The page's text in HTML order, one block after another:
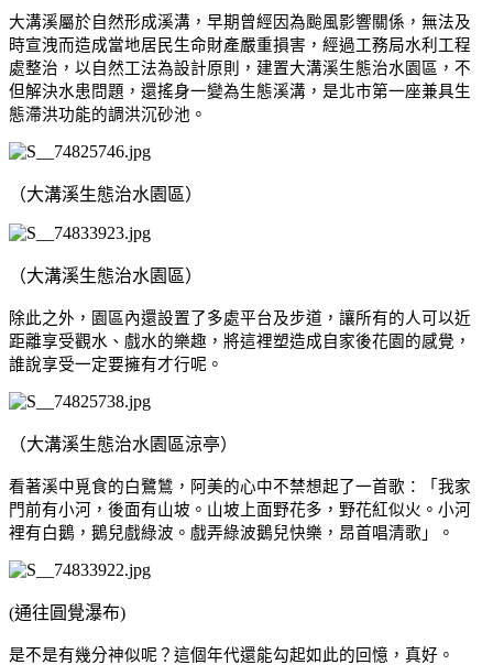
大溝溪屬於自然形成溪溝，早期曾經因為颱風影響關係，無法及
時宣洩而造成當地居民生命財產嚴重損害，經過工務局水利工程
處整治，以自然工法為設計原則，建置大溝溪生態治水園區，不
但解決水患問題，還搖身一變為生態溪溝，是北市第一座兼具生
態滯洪功能的調洪沉砂池。
（大溝溪生態治水園區）
（大溝溪生態治水園區）
除此之外，園區內還設置了多處平台及步道，讓所有的人可以近
距離享受觀水、戲水的樂趣，將這裡塑造成自家後花園的感覺，
誰說享受一定要擁有才行呢。
（大溝溪生態治水園區涼亭）
看著溪中覓食的白鷺鷥，阿美的心中不禁想起了一首歌：「我家
門前有小河，後面有山坡。山坡上面野花多，野花紅似火。小河
裡有白鵝，鵝兒戲綠波。戲弄綠波鵝兒快樂，昂首唱清歌」。
(通往圓覺瀑布)
是不是有幾分神似呢？這個年代還能勾起如此的回憶，真好。